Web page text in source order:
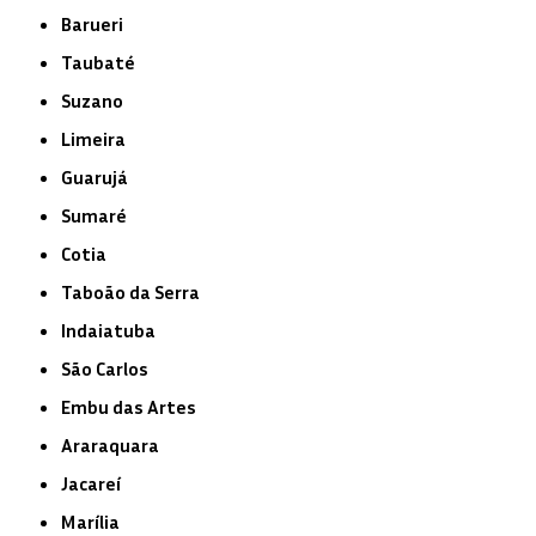
Barueri
Taubaté
Suzano
Limeira
Guarujá
Sumaré
Cotia
Taboão da Serra
Indaiatuba
São Carlos
Embu das Artes
Araraquara
Jacareí
Marília